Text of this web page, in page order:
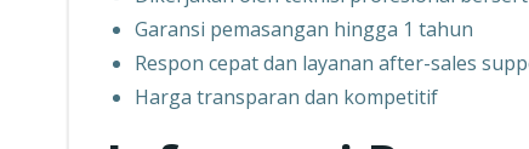
Garansi pemasangan hingga 1 tahun
Respon cepat dan layanan after-sales
Harga transparan dan kompetitif